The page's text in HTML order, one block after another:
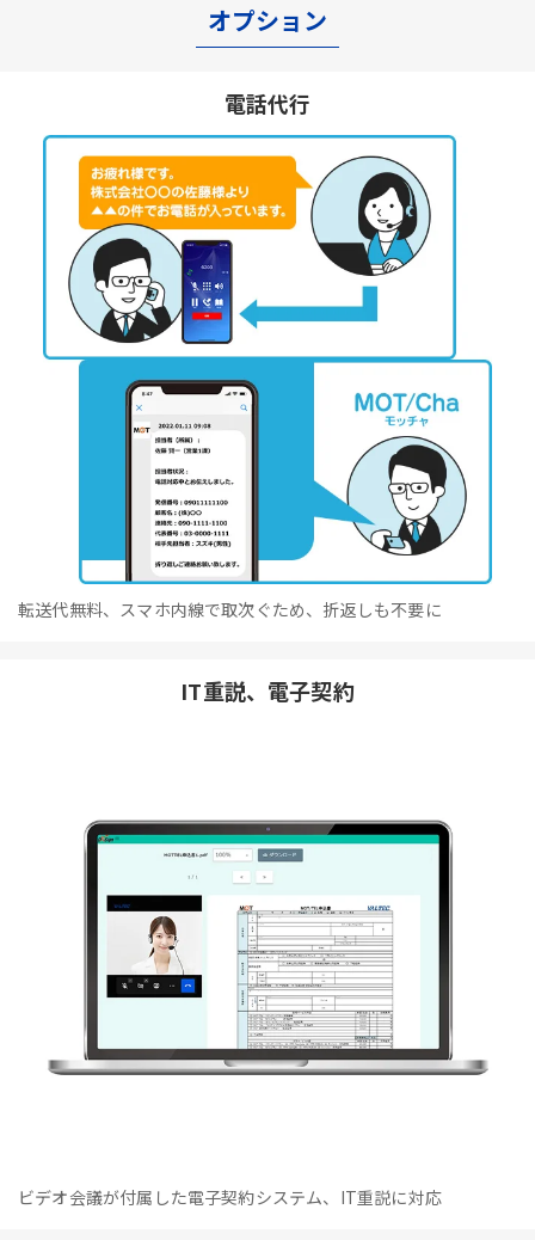
オプション
電話代行
転送代無料、スマホ内線で取次ぐため、折返しも不要に
IT重説、電子契約
ビデオ会議が付属した電子契約システム、IT重説に対応